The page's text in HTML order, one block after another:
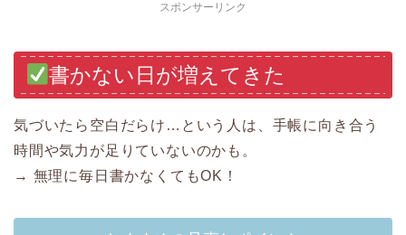
スポンサーリンク
書かない日が増えてきた
気づいたら空白だらけ…という人は、手帳に向き合う
時間や気力が足りていないのかも。
→ 無理に毎日書かなくてもOK！